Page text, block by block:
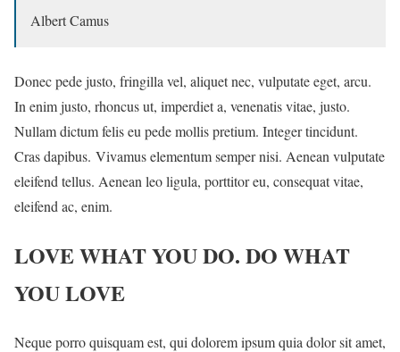
Albert Camus
Donec pede justo, fringilla vel, aliquet nec, vulputate eget, arcu.
In enim justo, rhoncus ut, imperdiet a, venenatis vitae, justo.
Nullam dictum felis eu pede mollis pretium. Integer tincidunt.
Cras dapibus. Vivamus elementum semper nisi. Aenean vulputate
eleifend tellus. Aenean leo ligula, porttitor eu, consequat vitae,
eleifend ac, enim.
LOVE WHAT YOU DO. DO WHAT
YOU LOVE
Neque porro quisquam est, qui dolorem ipsum quia dolor sit amet,